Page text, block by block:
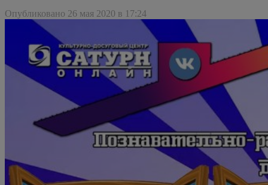
Опубликовано 26 мая 2020 в 17:24